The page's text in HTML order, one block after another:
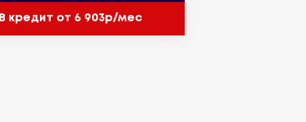
В кредит от 6 903р/мес